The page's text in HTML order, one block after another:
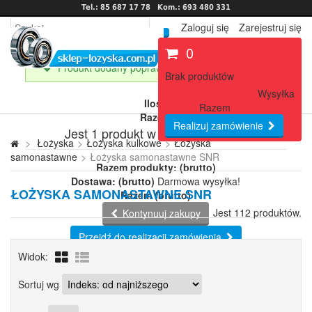
Tel.: 85 687 17 78 Kom.: 693 480 331
Zaloguj się Zarejestruj się
0
Brak produktów
Wysyłka
Razem
Realizuj zamówienie
Produkt dodany poprawnie do Twojego koszyka
Ilość
Razem
Jest 1 produkt w Twoim koszyku.
Razem produkty: (brutto)
Dostawa: (brutto) Darmowa wysyłka!
Razem (brutto)
Kontynuuj zakupy
Przejdź do realizacji zamówienia
Łożyska kulkowe
Łożyska samonastawne
> Łożyska > Łożyska kulkowe > Łożyska
samonastawne > Łożyska samonastawne SNR
ŁOŻYSKA SAMONASTAWNE SNR
Jest 112 produktów.
Widok:
Sortuj wg